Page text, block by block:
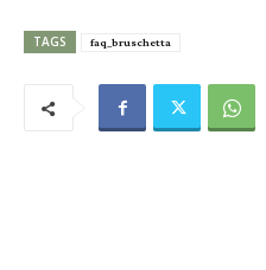
TAGS faq_bruschetta